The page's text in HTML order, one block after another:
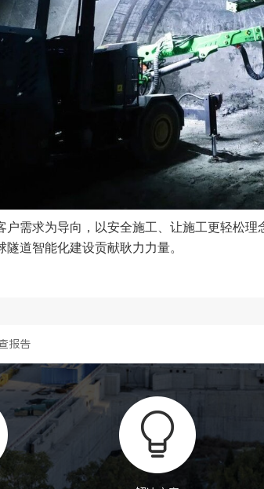
户需求为导向，以安全施工、让施工更轻松理
道智能化建设贡献耿力力量。
报告